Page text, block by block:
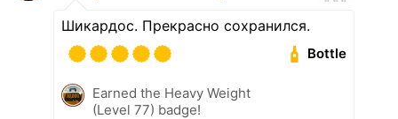
Шикардос. Прекрасно сохранился.
Bottle
Earned the Heavy Weight
(Level 77) badge!